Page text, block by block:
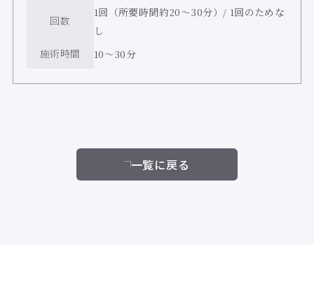
回数
1回（所要時間約20〜30分）/ 1回のためな
し
施術時間
10〜30分
一覧に戻る